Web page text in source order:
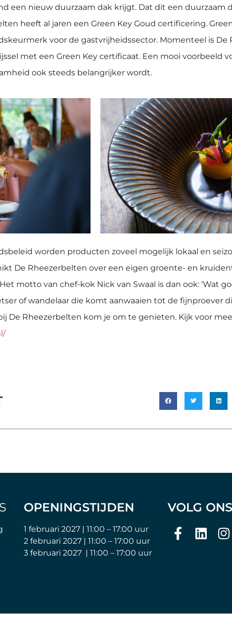
een nieuw duurzaam dak krijgt. Dat dit een duurzaam
heeft al jaren een Green Key Goud certificering.
voor de gastvrijheidssector. Momenteel is De
met een Green Key certificaat. Een mooi voorbeeld
ook steeds belangrijker wordt.
worden producten zoveel mogelijk lokaal en
De Rheezerbelten over een eigen groente- en
motto van chef-kok Nick van Swaal is dan ook: ‘Wat
of wandelaar die komt aanwaaien tot de fijnproever
De Rheezerbelten kom je om te genieten. Kijk voor
OPENINGSTIJDEN
1 februari 2027 | 11:00 – 17:00 uur
2 februari 2027 | 11:00 – 17:00 uur
3 februari 2027 | 11:00 – 17:00 uur
VOLG ONS